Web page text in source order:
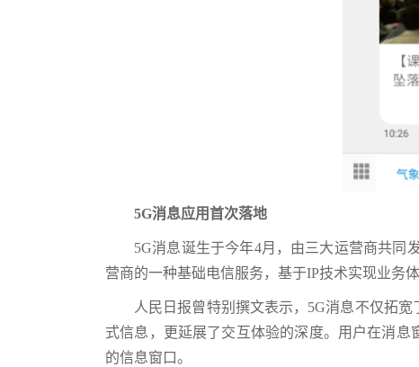
5G消息应用首次落地
5G消息诞生于今年4月，由三大运营商共同
营商的一种基础电信服务，基于IP技术实现业务
人民日报曾特别撰文表示，5G消息不仅拓
式信息，更延展了交互体验的深度。用户在消
的信息窗口。